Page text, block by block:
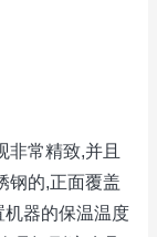
常精致,并且
钢的,正面覆盖
器的保温温度